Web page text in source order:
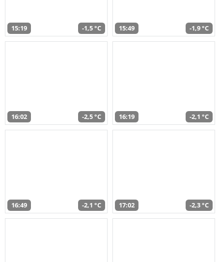
15:19 -1,5 °C 15:49 -1,9 °C
16:02 -2,5 °C 16:19 -2,1 °C
16:49 -2,1 °C 17:02 -2,3 °C